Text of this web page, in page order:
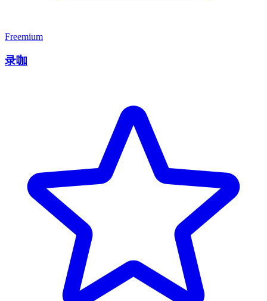
Freemium
录咖